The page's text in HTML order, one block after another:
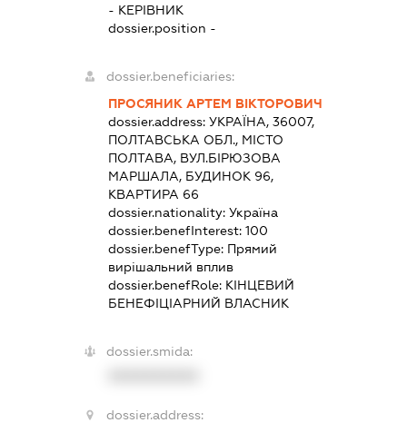
- КЕРІВНИК
dossier.position -
dossier.beneficiaries:
ПРОСЯНИК АРТЕМ ВІКТОРОВИЧ
dossier.address: УКРАЇНА, 36007,
ПОЛТАВСЬКА ОБЛ., МІСТО
ПОЛТАВА, ВУЛ.БІРЮЗОВА
МАРШАЛА, БУДИНОК 96,
КВАРТИРА 66
dossier.nationality: Україна
dossier.benefInterest: 100
dossier.benefType: Прямий
вирішальний вплив
dossier.benefRole: КІНЦЕВИЙ
БЕНЕФІЦІАРНИЙ ВЛАСНИК
dossier.smida:
dossier.address: